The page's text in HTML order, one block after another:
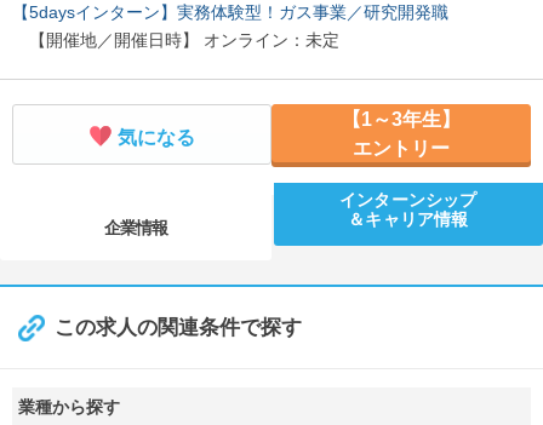
【5daysインターン】実務体験型！ガス事業／研究開発職
【開催地／開催日時】 オンライン：未定
気になる
【1～3年生】
エントリー
企業情報
インターンシップ
＆キャリア情報
この求人の関連条件で探す
業種から探す